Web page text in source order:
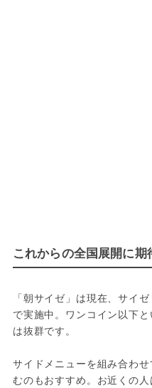
これからの全国展開に期
「朝サイゼ」は現在、サイ
で実施中。ワンコイン以下
は抜群です。
サイドメニューを組み合わ
むのもおすすめ。お近くの